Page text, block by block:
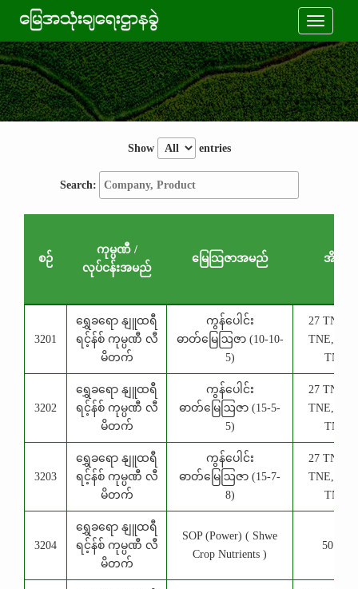
Toggle
Show entries
Search:
စဉ်
ကုမ္ပဏီ /
လုပ်ငန်းအမည်
​မြေသြဇာအမည် အိတ်
လုပ်ငန်းအမည်
​မြေသြဇာအမည် အိတ်
3201
ရွှေခရော နျူထရီ
ရင့်န်စ် ကုမ္ပဏီ လီ
မိတက်
ကွန်ပေါင်း
ဓာတ်မြေဩဇာ (10-10-
5)
27 TNE,
TNE,
TNE
3202
ရွှေခရော နျူထရီ
ရင့်န်စ် ကုမ္ပဏီ လီ
မိတက်
ကွန်ပေါင်း
ဓာတ်မြေဩဇာ (15-5-
5)
27 TNE,
TNE,
TNE
3203
ရွှေခရော နျူထရီ
ရင့်န်စ် ကုမ္ပဏီ လီ
မိတက်
ကွန်ပေါင်း
ဓာတ်မြေဩဇာ (15-7-
8)
27 TNE,
TNE,
TNE
3204
ရွှေခရော နျူထရီ
ရင့်န်စ် ကုမ္ပဏီ လီ
မိတက်
SOP (Power) ( Shwe
Crop Nutrients )
50 Kg